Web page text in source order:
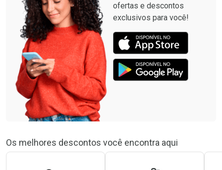
ofertas e descontos
exclusivos para você!
Os melhores descontos você encontra aqui